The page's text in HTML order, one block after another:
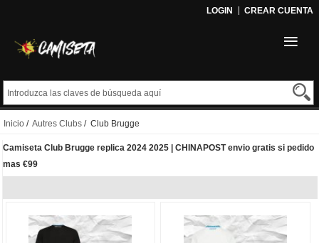
LOGIN CREAR CUENTA
Inicio / Autres Clubs / Club Brugge
Camiseta Club Brugge replica 2024 2025 | CHINAPOST envio gratis si pedido
mas €99